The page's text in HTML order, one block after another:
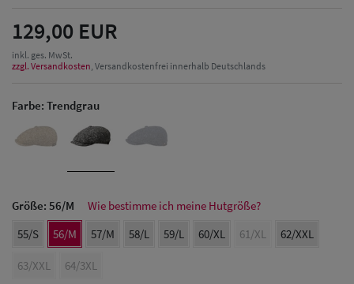
Herren Caps
Herren
Baseball Cpas
129,00 EUR
inkl. ges. MwSt.
zzgl. Versandkosten, Versandkostenfrei innerhalb Deutschlands
Farbe: Trendgrau
Größe: 56/M
Wie bestimme ich meine Hutgröße?
55/S
56/M 57/M 58/L 59/L 60/XL 61/XL 62/XXL
63/XXL 64/3XL